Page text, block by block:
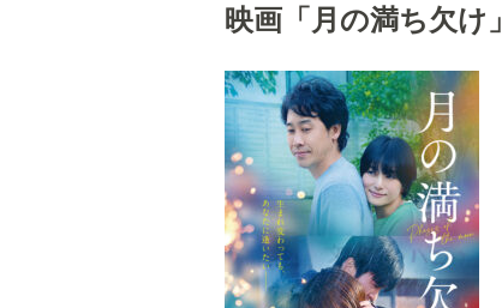
映画「月の満ち欠け」